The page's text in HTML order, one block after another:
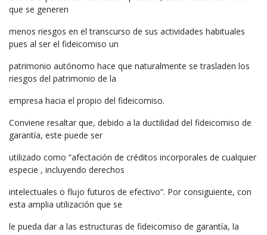
que se generen
menos riesgos en el transcurso de sus actividades habituales
pues al ser el fideicomiso un
patrimonio autónomo hace que naturalmente se trasladen los
riesgos del patrimonio de la
empresa hacia el propio del fideicomiso.
Conviene resaltar que, debido a la ductilidad del fideicomiso de
garantía, este puede ser
utilizado como “afectación de créditos incorporales de cualquier
especie , incluyendo derechos
intelectuales o flujo futuros de efectivo”. Por consiguiente, con
esta amplia utilización que se
le pueda dar a las estructuras de fideicomiso de garantía, la